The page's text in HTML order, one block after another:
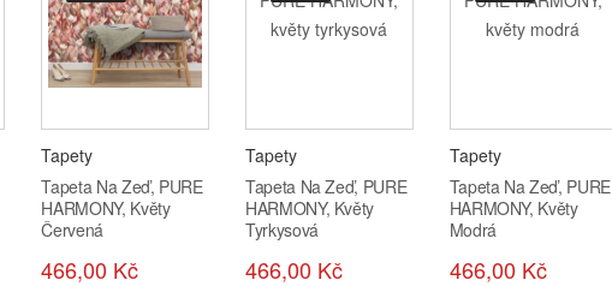
Tapety
Tapeta Na Zeď, PURE
HARMONY, Květy
Červená
466,00 Kč
Tapety
Tapeta Na Zeď, PURE
HARMONY, Květy
Tyrkysová
466,00 Kč
Tapety
Tapeta Na Zeď, PURE
HARMONY, Květy
Modrá
466,00 Kč